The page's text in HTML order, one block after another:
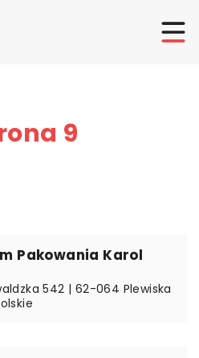
9
Pakowania Karol
542 | 62-064 Plewiska